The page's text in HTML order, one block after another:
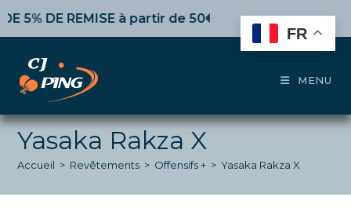
REMISEà partir de 50€ d’achat, 10%dès 100€,15%
MENU
Yasaka Rakza X
Accueil > Revêtements > Offensifs + > Yasaka Rakza X
FR